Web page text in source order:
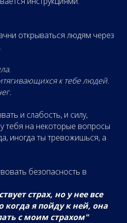
открываться людям через
к тебе людей.
и слабость, и силу,
тебя на некоторые вопросы
иногда ты тревожишься, а
безопасность в
страх, но у нее все
когда я пойду к ней, она
с моим страхом"